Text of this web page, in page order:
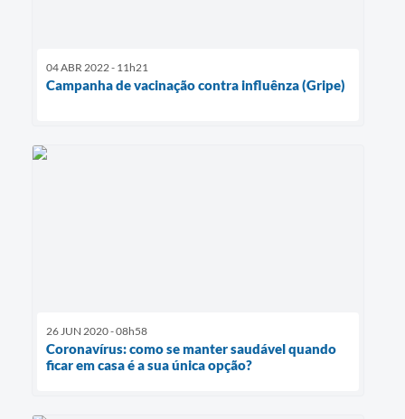
04 ABR 2022 - 11h21
Campanha de vacinação contra influênza (Gripe)
26 JUN 2020 - 08h58
Coronavírus: como se manter saudável quando
ficar em casa é a sua única opção?